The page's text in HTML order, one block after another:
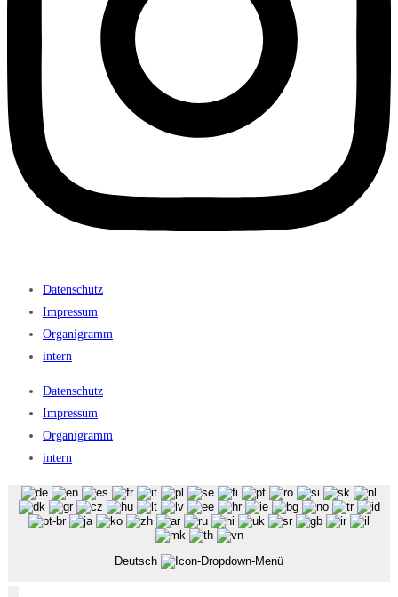
Datenschutz
Impressum
Organigramm
intern
Datenschutz
Impressum
Organigramm
intern
Deutsch